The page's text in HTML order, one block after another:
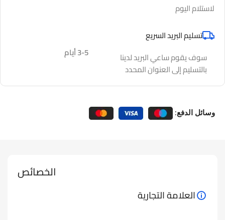
لاستلام اليوم
تسليم البريد السريع
سوف يقوم ساعي البريد لدينا
بالتسليم إلى العنوان المحدد
3-5 أيام
وسائل الدفع:
الخصائص
العلامة التجارية